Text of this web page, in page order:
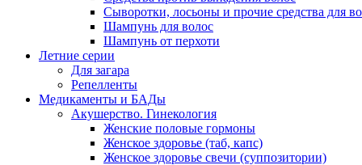
Сыворотки, лосьоны и прочие средства для
Шампунь для волос
Шампунь от перхоти
Летние серии
Для загара
Репелленты
Медикаменты и БАДы
Акушерство. Гинекология
Женские половые гормоны
Женское здоровье (таб, капс)
Женское здоровье свечи (суппозитории)